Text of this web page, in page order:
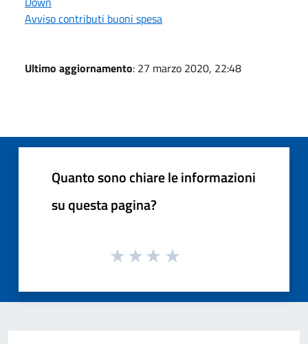
Avviso contributi buoni spesa
Ultimo aggiornamento: 27 marzo 2020, 22:48
Quanto sono chiare le informazioni
su questa pagina?